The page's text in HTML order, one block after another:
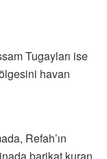
Tugayları ise
havan
Refah’ın
barikat kuran